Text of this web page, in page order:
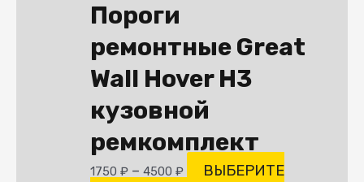
Пороги
ремонтные Great
Wall Hover H3
кузовной
ремкомплект
1750₽ –4500₽
ВЫБЕРИТЕ
вариаций.
Опции
выбрать
на
странице